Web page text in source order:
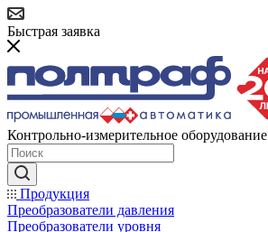
Быстрая заявка
Контрольно-измерительное оборудование
Продукция
Преобразователи давления
Преобразователи уровня